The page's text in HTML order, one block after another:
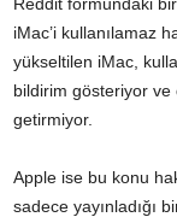
iMac’i kullanılamaz
yükseltilen iMac,
bildirim gösteriyor
getirmiyor.
Apple ise bu konu
sadece yayınladığı